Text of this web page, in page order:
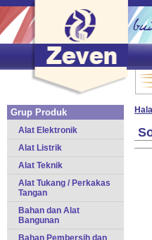
Grup Produk
Alat Elektronik
Alat Listrik
Alat Teknik
Alat Tukang / Perkakas
Tangan
Bahan dan Alat
Bangunan
Bahan Pembersih dan